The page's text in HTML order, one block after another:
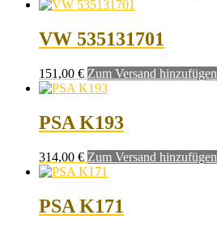
VW 535131701
151,00 € Zum Versand hinzufügen
PSA K193
314,00 € Zum Versand hinzufügen
PSA K171